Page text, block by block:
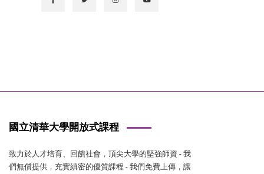
國立清華大學開放式課程
致力於人才培育、回饋社會，頂尖大學的堅強師資 - 我
們無償提供，充實縝密的優質課程 - 我們免費上傳，讓